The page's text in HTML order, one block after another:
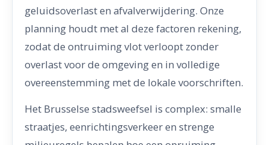
geluidsoverlast en afvalverwijdering. Onze
planning houdt met al deze factoren rekening,
zodat de ontruiming vlot verloopt zonder
overlast voor de omgeving en in volledige
overeenstemming met de lokale voorschriften.
Het Brusselse stadsweefsel is complex: smalle
straatjes, eenrichtingsverkeer en strenge